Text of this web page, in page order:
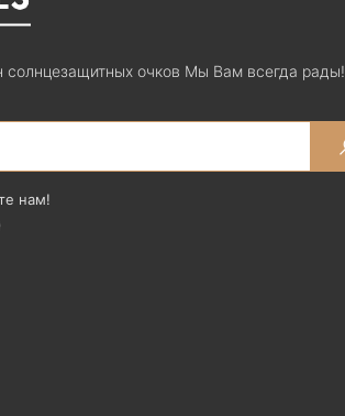
солнцезащитных очков Мы Вам всегда рады!
нам!